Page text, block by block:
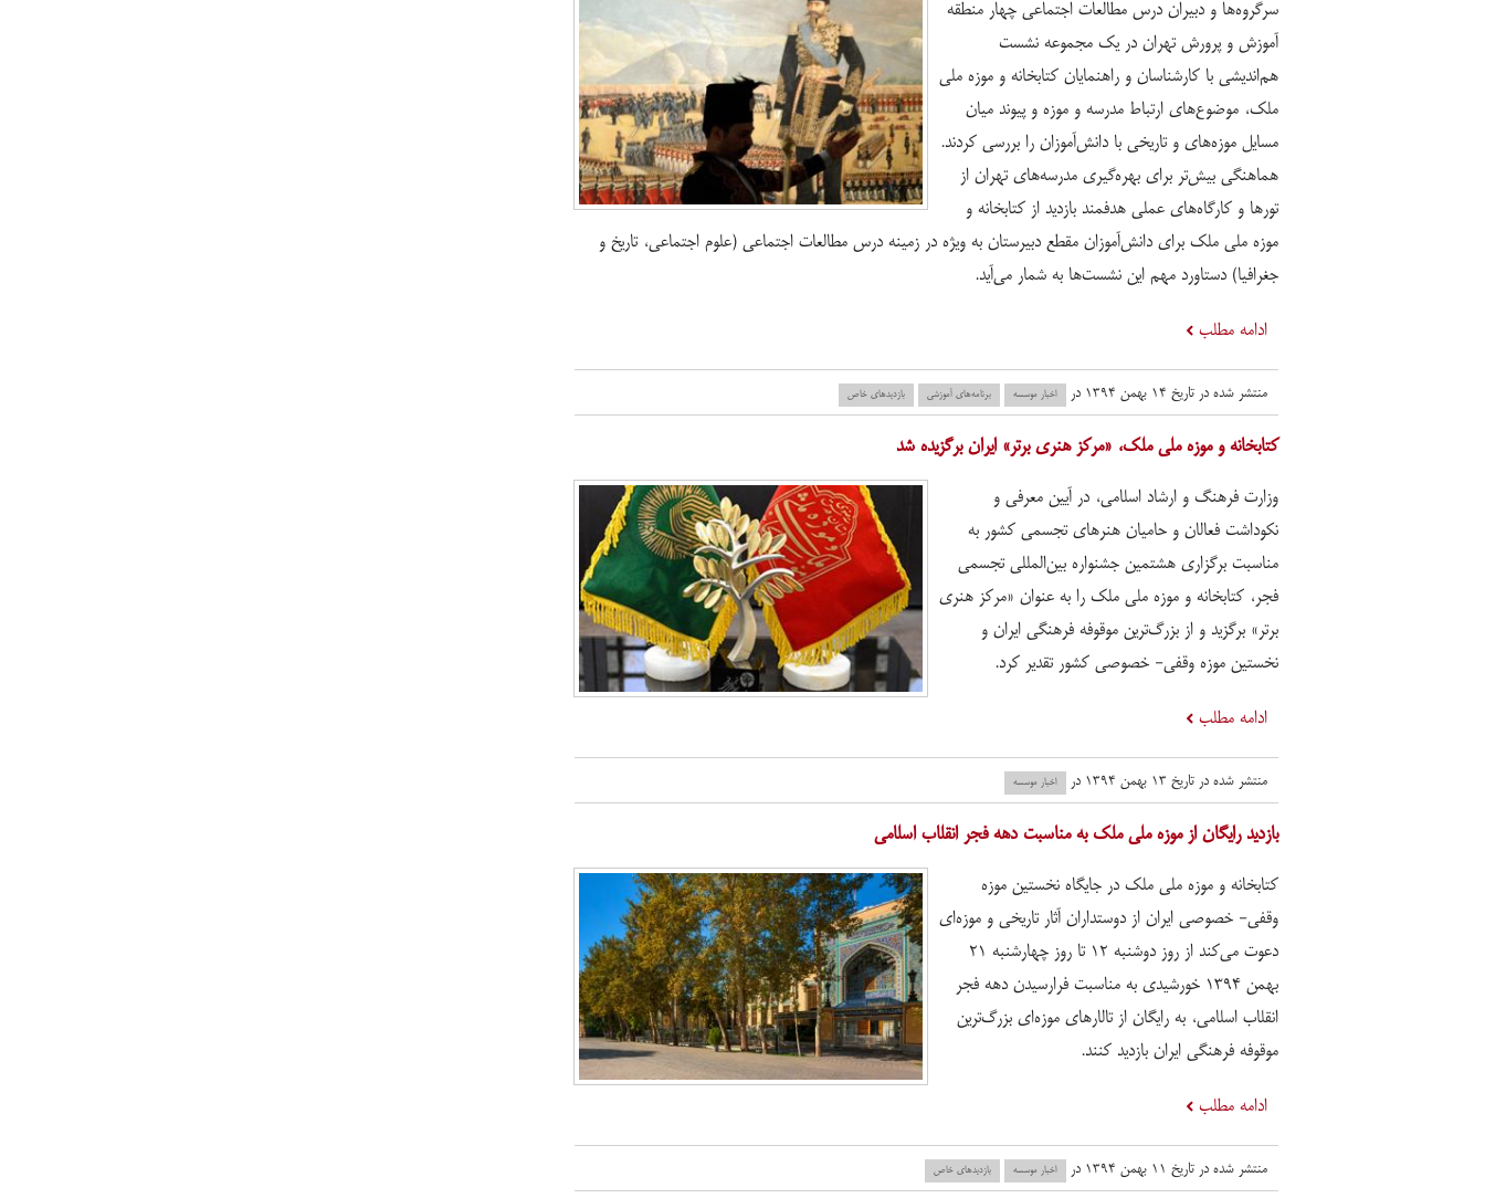
سرگروه‌ها و دبیران درس مطالعات اجتماعی چهار منطقه
آموزش و پرورش تهران در یک مجموعه نشست
هم‌اندیشی با کارشناسان و راهنمایان کتابخانه و موزه ملی
ملک، موضوع‌های ارتباط مدرسه و موزه و پیوند میان
مسایل موزه‌های و تاریخی با دانش‌آموزان را بررسی کردند.
هماهنگی بیش‌تر برای بهره‌گیری مدرسه‌های تهران از
تورها و کارگاه‌های عملی هدفمند بازدید از کتابخانه و
موزه ملی ملک برای دانش‌آموزان مقطع دبیرستان به ویژه در زمینه درس مطالعات اجتماعی (علوم اجتماعی، تاریخ و
جغرافیا) دستاورد مهم این نشست‌ها به شمار می‌آید.
ادامه مطلب
منتشر شده در تاریخ ۱۴ بهمن ۱۳۹۴ در اخبار موسسه برنامه‌های آموزشی بازدید‌های خاص
کتابخانه و موزه ملی ملک، «مرکز هنری برتر» ایران برگزیده شد
وزارت فرهنگ و ارشاد اسلامی، در آیین معرفی و
نکوداشت فعالان و حامیان هنرهای تجسمی کشور به
مناسبت برگزاری هشتمین جشنواره بین‌المللی تجسمی
فجر، کتابخانه و موزه ملی ملک را به عنوان «مرکز هنری
برتر» برگزید و از بزرگ‌ترین موقوفه فرهنگی ایران و
نخستین موزه وقفی- خصوصی کشور تقدیر کرد.
ادامه مطلب
منتشر شده در تاریخ ۱۳ بهمن ۱۳۹۴ در اخبار موسسه
بازدید رایگان از موزه ملی ملک به مناسبت دهه فجر انقلاب اسلامی
کتابخانه و موزه ملی ملک در جایگاه نخستین موزه
وقفی- خصوصی ایران از دوستداران آثار تاریخی و موزه‌ای
دعوت می‌کند از روز دوشنبه ۱۲ تا روز چهارشنبه ۲۱
بهمن ۱۳۹۴ خورشیدی به مناسبت فرارسیدن دهه فجر
انقلاب اسلامی، به رایگان از تالارهای موزه‌ای بزرگ‌ترین
موقوفه فرهنگی ایران بازدید کنند.
ادامه مطلب
منتشر شده در تاریخ ۱۱ بهمن ۱۳۹۴ در اخبار موسسه بازدید‌های خاص